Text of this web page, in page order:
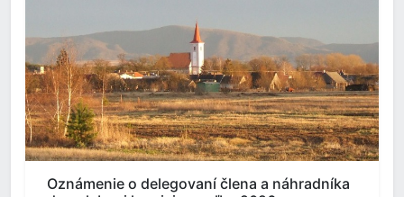
Oznámenie o delegovaní člena a náhradníka